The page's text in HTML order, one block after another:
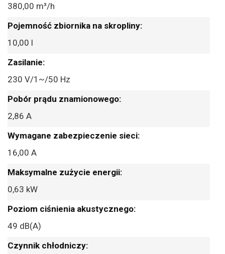
380,00 m³/h
10,00 l
230 V/1~/50 Hz
2,86 A
16,00 A
0,63 kW
49 dB(A)